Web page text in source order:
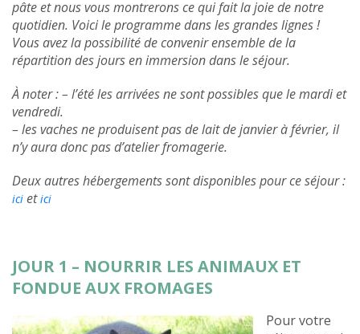
pâte et nous vous montrerons ce qui fait la joie de notre
quotidien. Voici le programme dans les grandes lignes !
Vous avez la possibilité de convenir ensemble de la
répartition des jours en immersion dans le séjour.
À noter : – l’été les arrivées ne sont possibles que le mardi et
vendredi.
– les vaches ne produisent pas de lait de janvier à février, il
n’y aura donc pas d’atelier fromagerie.
Deux autres hébergements sont disponibles pour ce séjour :
ici etici
JOUR 1 – NOURRIR LES ANIMAUX ET
FONDUE AUX FROMAGES
Pour votre